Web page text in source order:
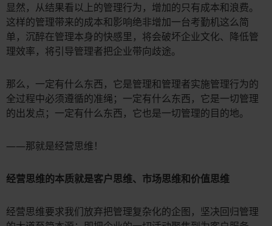
显然，从结果看以上的管理行为，增加的只有成本和浪费。
这样的管理带来的成本和影响绝非增加一台考勤机这么简
单，沉醉在管理本身的快感里，将会破坏企业文化、降低管
理效率，将引导管理者把企业带向歧途。
那么，一定有什么东西，它是管理和管理者实施管理行为的
全过程中必须遵循的准绳；一定有什么东西，它是一切管理
的出发点；一定有什么东西，它也是一切管理的目的地。
——那就是经营思维！
经营思维的本质就是客户思维、市场思维和价值思维
经营思维要求我们放弃把管理复杂化的企图，坚决回归管理